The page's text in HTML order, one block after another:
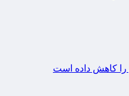
را کاهش داده است